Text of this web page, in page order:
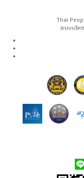
Thai
ระบบบริห